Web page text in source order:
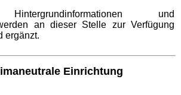
und
an dieser Stelle zur Verfügung
ergänzt.
Einrichtung